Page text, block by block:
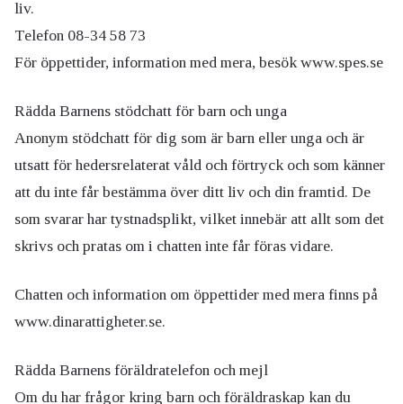
liv.
Telefon 08-34 58 73
För öppettider, information med mera, besök www.spes.se
Rädda Barnens stödchatt för barn och unga
Anonym stödchatt för dig som är barn eller unga och är
utsatt för hedersrelaterat våld och förtryck och som känner
att du inte får bestämma över ditt liv och din framtid. De
som svarar har tystnadsplikt, vilket innebär att allt som det
skrivs och pratas om i chatten inte får föras vidare.
Chatten och information om öppettider med mera finns på
www.dinarattigheter.se.
Rädda Barnens föräldratelefon och mejl
Om du har frågor kring barn och föräldraskap kan du